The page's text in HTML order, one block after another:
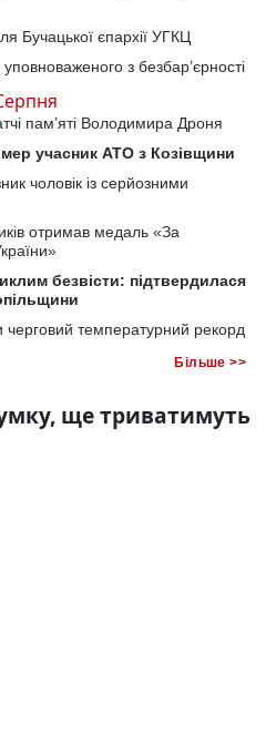
Бучацької єпархії УГКЦ
з безбар’єрності
пам’яті Володимира Дроня
учасник АТО з Козівщини
чоловік із серйозними
отримав медаль «За
безвісти: підтвердилася
черговий температурний рекорд
Більше >>
ще триватимуть